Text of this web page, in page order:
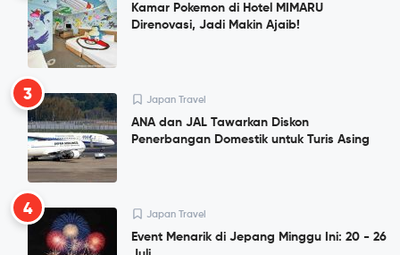
Kamar Pokemon di Hotel MIMARU
Direnovasi, Jadi Makin Ajaib!
3 Japan Travel
ANA dan JAL Tawarkan Diskon
Penerbangan Domestik untuk Turis Asing
4 Japan Travel
Event Menarik di Jepang Minggu Ini: 20 - 26